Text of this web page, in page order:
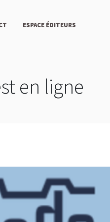
ESPACE ÉDITEURS
en ligne